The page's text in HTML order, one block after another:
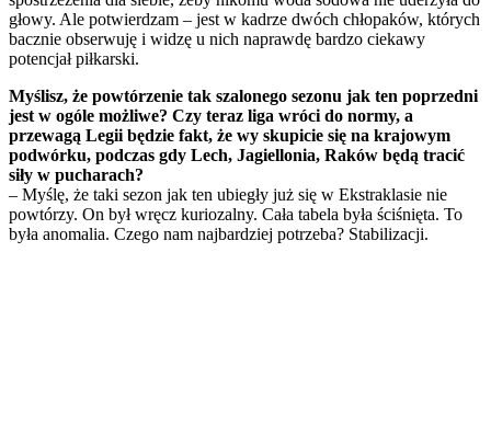
głowy. Ale potwierdzam – jest w kadrze dwóch chłopaków, których
bacznie obserwuję i widzę u nich naprawdę bardzo ciekawy
potencjał piłkarski.
Myślisz, że powtórzenie tak szalonego sezonu jak ten poprzedni
jest w ogóle możliwe? Czy teraz liga wróci do normy, a
przewagą Legii będzie fakt, że wy skupicie się na krajowym
podwórku, podczas gdy Lech, Jagiellonia, Raków będą tracić
siły w pucharach?
– Myślę, że taki sezon jak ten ubiegły już się w Ekstraklasie nie
powtórzy. On był wręcz kuriozalny. Cała tabela była ściśnięta. To
była anomalia. Czego nam najbardziej potrzeba? Stabilizacji.